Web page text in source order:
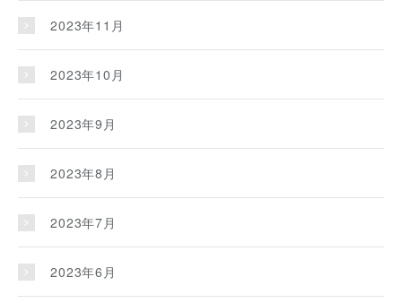
2023年11月
2023年10月
2023年9月
2023年8月
2023年7月
2023年6月